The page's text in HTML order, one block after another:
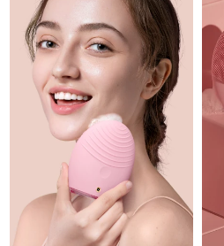
摩納哥
荷蘭
紐西蘭
挪威
菲律賓